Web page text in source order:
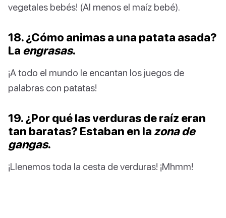
vegetales bebés! (Al menos el maíz bebé).
18. ¿Cómo animas a una patata asada?
La engrasas.
¡A todo el mundo le encantan los juegos de
palabras con patatas!
19. ¿Por qué las verduras de raíz eran
tan baratas? Estaban en la zona de
gangas.
¡Llenemos toda la cesta de verduras! ¡Mhmm!